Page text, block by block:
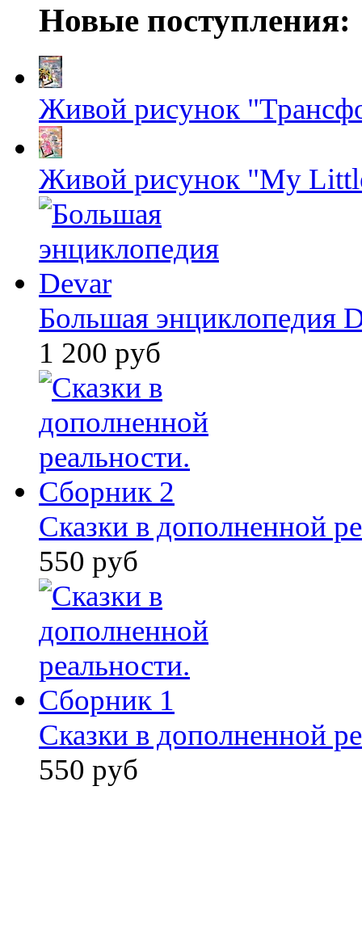
Новые поступления:
Живой рисунок
Живой рисунок "My
Большая энциклопедия
1 200 руб
Сказки в дополненной
550 руб
Сказки в дополненной
550 руб